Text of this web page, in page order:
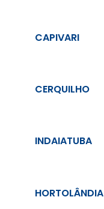
CAPIVARI
CERQUILHO
INDAIATUBA
HORTOLÂNDIA